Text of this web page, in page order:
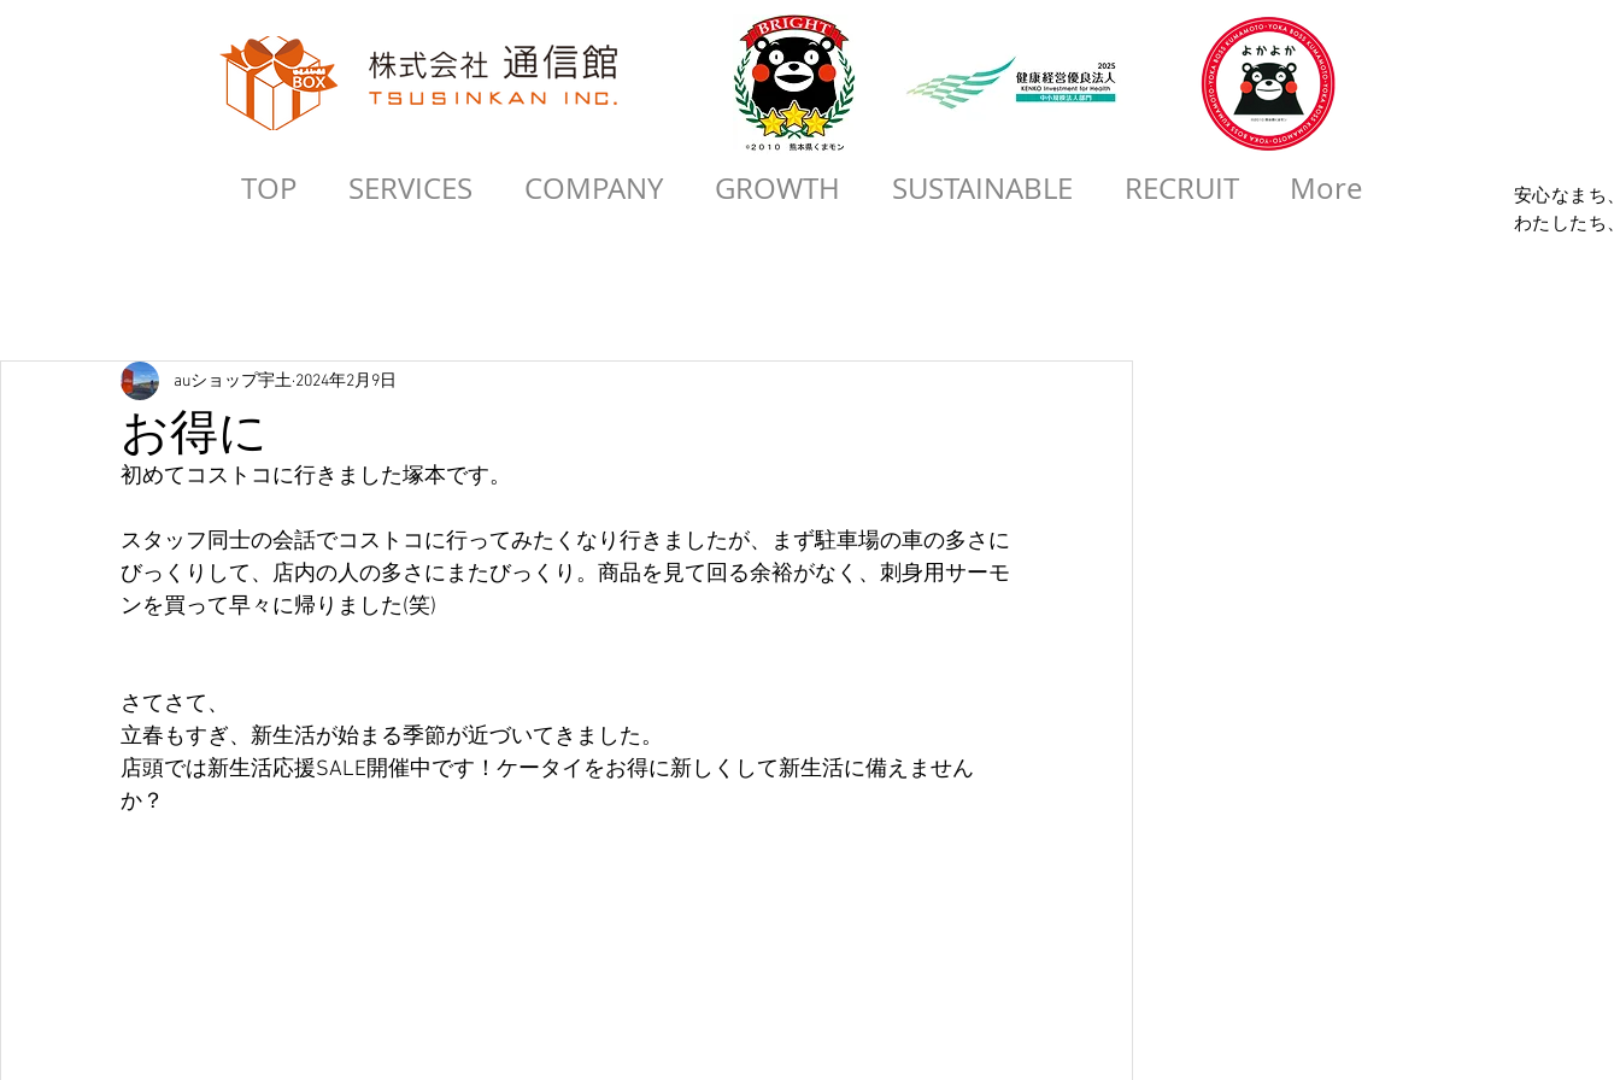
TOP SERVICES COMPANY GROWTH SUSTAINABLE RECRUIT More
安心なまち
わたしたち
お得に
auショップ宇土 2024年2月9日
初めてコストコに行きました塚本です。
スタッフ同士の会話でコストコに行ってみたくなり行きましたが、まず駐車場の車の多さに
びっくりして、店内の人の多さにまたびっくり。商品を見て回る余裕がなく、刺身用サーモ
ンを買って早々に帰りました(笑)
さてさて、
立春もすぎ、新生活が始まる季節が近づいてきました。
店頭では新生活応援SALE開催中です！ケータイをお得に新しくして新生活に備えません
か？